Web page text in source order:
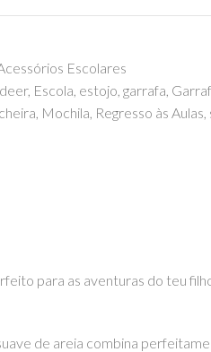
Escolares
, Escola, estojo, garrafa,
, Mochila, Regresso às Aulas,
para as aventuras do teu
de areia combina